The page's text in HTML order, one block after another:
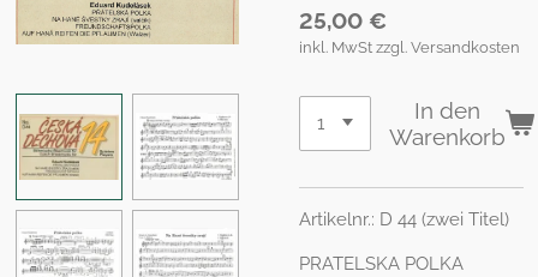
25,00 €
inkl. MwSt zzgl. Versandkosten
In den
Warenkorb
Artikelnr.: D 44 (zwei Titel)
PRATELSKA POLKA